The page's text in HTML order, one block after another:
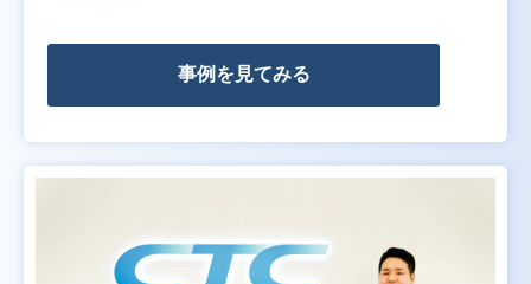
事例を見てみる